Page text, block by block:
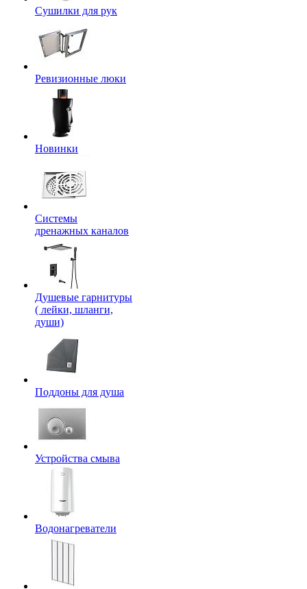
Сушилки для рук
Ревизионные люки
Новинки
Системы
дренажных каналов
Душевые гарнитуры
( лейки, шланги,
души)
Поддоны для душа
Устройства смыва
Водонагреватели